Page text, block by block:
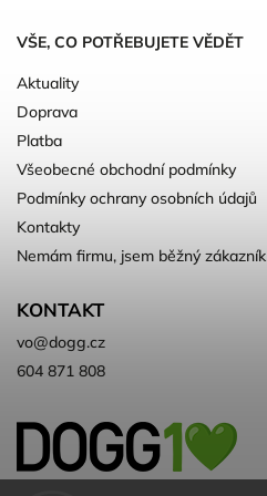
VŠE, CO POTŘEBUJETE VĚDĚT
Aktuality
Doprava
Platba
Všeobecné obchodní podmínky
Podmínky ochrany osobních údajů
Kontakty
Nemám firmu, jsem běžný zákazník
KONTAKT
vo@dogg.cz
604 871 808